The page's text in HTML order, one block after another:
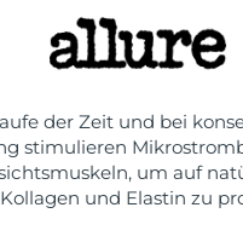
der Zeit und bei
stimulieren
um auf
und Elastin zu